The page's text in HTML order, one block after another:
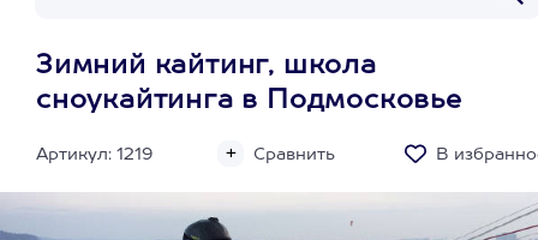
Зимний кайтинг, школа
сноукайтинга в Подмосковье
Артикул: 1219 Сравнить В